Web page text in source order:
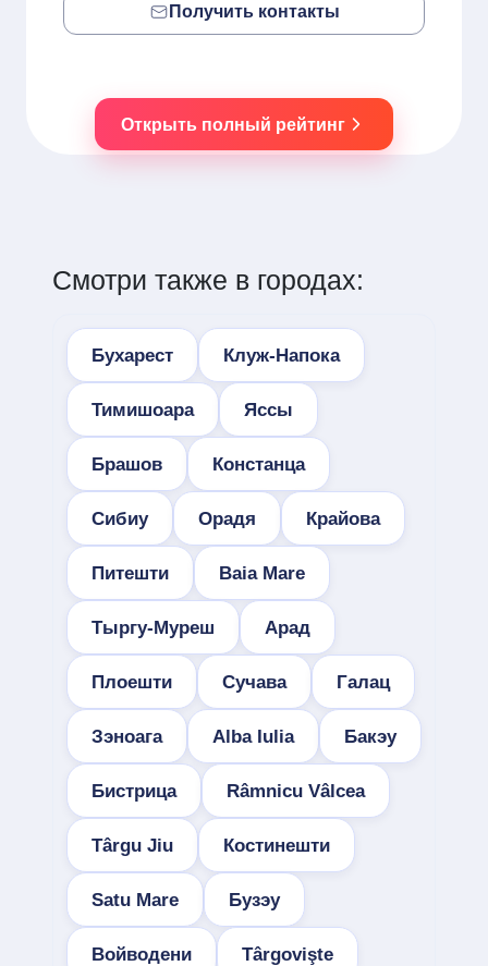
Получить контакты
Открыть полный рейтинг
Смотри также в городах:
Бухарест Клуж-Напока
Тимишоара Яссы
Брашов Констанца
Сибиу Орадя Крайова
Питешти Baia Mare
Тыргу-Муреш Арад
Плоешти Сучава Галац
Зэноага Alba Iulia Бакэу
Бистрица Râmnicu Vâlcea
Târgu Jiu Костинешти
Satu Mare Бузэу
Войводени Târgovişte